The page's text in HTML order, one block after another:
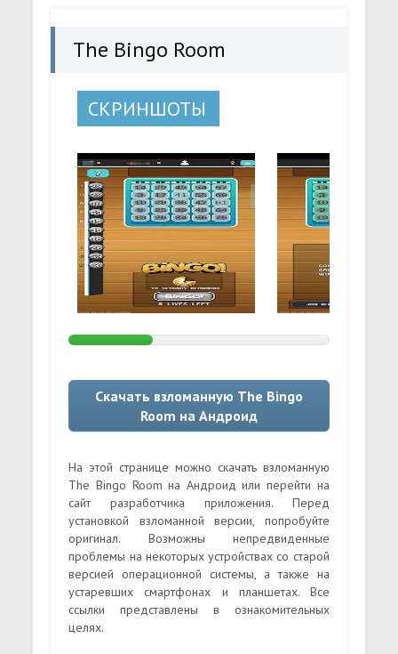
The Bingo Room
СКРИНШОТЫ
Скачать взломанную The Bingo
Room на Андроид
На этой странице можно скачать взломанную
The Bingo Room на Андроид или перейти на
сайт разработчика приложения. Перед
установкой взломанной версии, попробуйте
оригинал. Возможны непредвиденные
проблемы на некоторых устройствах со старой
версией операционной системы, а также на
устаревших смартфонах и планшетах. Все
ссылки представлены в ознакомительных
целях.